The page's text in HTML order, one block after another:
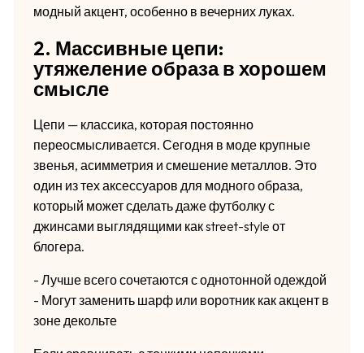
модный акцент, особенно в вечерних луках.
2. Массивные цепи:
утяжеление образа в хорошем
смысле
Цепи — классика, которая постоянно
переосмысливается. Сегодня в моде крупные
звенья, асимметрия и смешение металлов. Это
один из тех аксессуаров для модного образа,
который может сделать даже футболку с
джинсами выглядящими как street-style от
блогера.
- Лучше всего сочетаются с однотонной одеждой
- Могут заменить шарф или воротник как акцент в
зоне декольте